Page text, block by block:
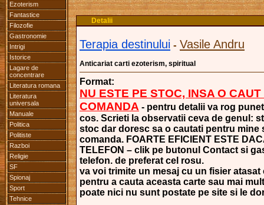
Ezoterism
Fantastice
Filozofie
Gastronomie
Intrigi
Istorice
Lagare de
concentrare
Literatura romana
Literatura
universala
Manuale
Politica
Politiste
Razboi
Religie
SF
Spionaj
Sport
Tehnice
Detalii
Terapia destinului - Vasile Andru
Anticariat carti ezoterism, spiritual
Format:
NU ESTE PE STOC, INSA O
COMANDA - pentru detalii va rog
cos. Scrieti la observatii ceva de genul:
stoc dar doresc sa o cautati pentru mine
comanda. FOARTE EFICIENT ESTE
TELEFON – clik pe butonul Contact si
telefon. de preferat cel rosu.
va voi trimite un mesaj cu un fisier
pentru a cauta aceasta carte sau mai
poate nici nu sunt postate pe site si le